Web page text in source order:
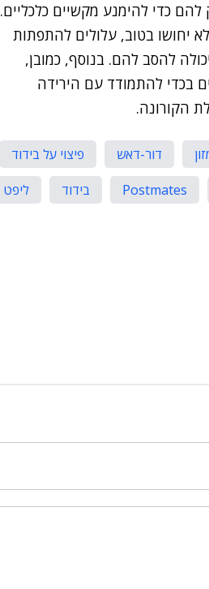
כדי להימנע מקשיים כלכליים.
יחושו בטוב, עלולים להתפתות
להסב להם. בנוסף, כמובן,
בכדי להתמודד עם הירידה
הקורונה.
דור-דאש
פיצוי על בידוד
Postmates בידוד
ליפט